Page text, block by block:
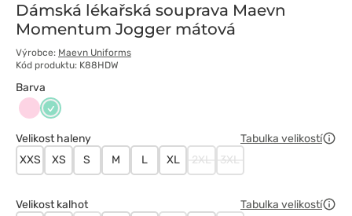
Dámská lékařská souprava Maevn
Momentum Jogger mátová
Výrobce: Maevn Uniforms
Kód produktu: K88HDW
Barva
Jasnoróżowy
Miętowy
Velikost haleny
Tabulka velikostí
XXS
XS S M L XL 2XL 3XL
Velikost kalhot
Tabulka velikostí